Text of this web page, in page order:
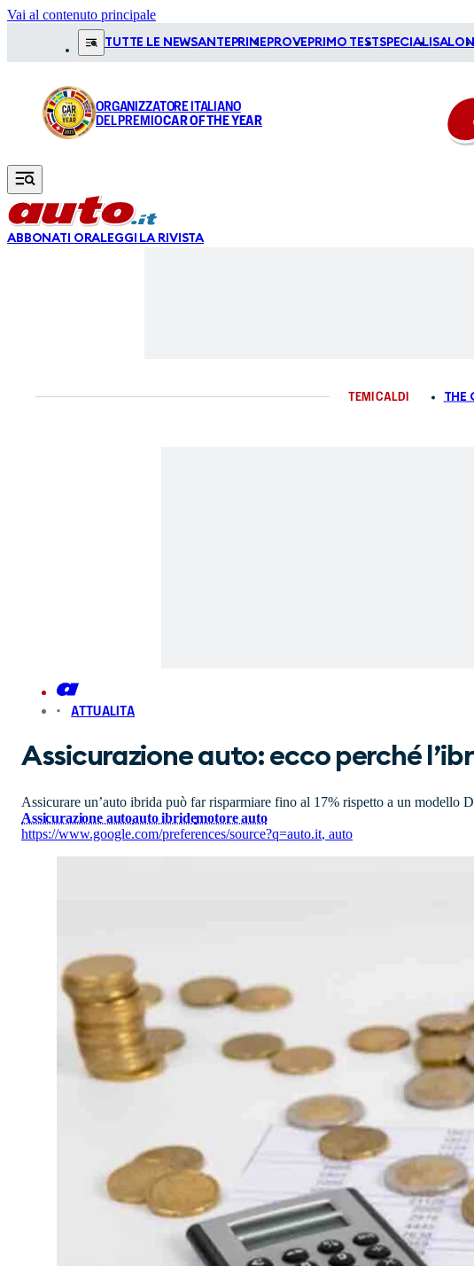
Vai al contenuto principale
TUTTE LE NEWSANTEPRIME PROVE PRIMO TESTSPECIALI SALONI
ORGANIZZATORE ITALIANO
DEL PREMIOCAR OF THE YEAR
ABBONATI ORALEGGI LA RIVISTA
TEMI CALDI THE
ATTUALITA
Assicurazione auto: ecco perché
Assicurare un’auto ibrida può far risparmiare fino al 17% rispetto a un
Assicurazione autoauto ibridemotore auto
https://www.google.com/preferences/source?q=auto.it, auto